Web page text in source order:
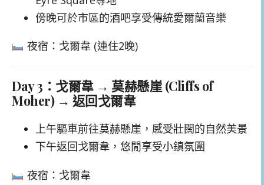
傍晚可於市區的酒吧享受傳統愛爾蘭音樂
夜宿：戈爾韋 (連住2晚)
Day 3：戈爾韋 → 莫赫懸崖 (Cliffs of
Moher) → 返回戈爾韋
上午驅車前往莫赫懸崖，感受壯闊的自然美景
下午返回戈爾韋，悠閒享受小鎮氛圍
夜宿：戈爾韋